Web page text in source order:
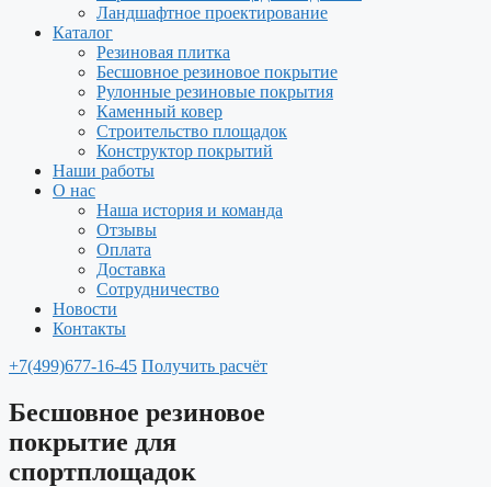
Ландшафтное проектирование
Каталог
Резиновая плитка
Бесшовное резиновое покрытие
Рулонные резиновые покрытия
Каменный ковер
Строительство площадок
Конструктор покрытий
Наши работы
О нас
Наша история и команда
Отзывы
Оплата
Доставка
Сотрудничество
Новости
Контакты
+7(499)677-16-45 Получить расчёт
Бесшовное резиновое
покрытие для
спортплощадок